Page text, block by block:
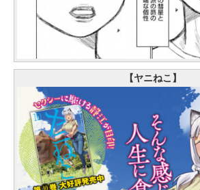
【ヤニねこ】